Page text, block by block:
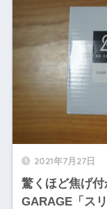
2021年7月27日
驚くほど焦げ
GARAGE「ス